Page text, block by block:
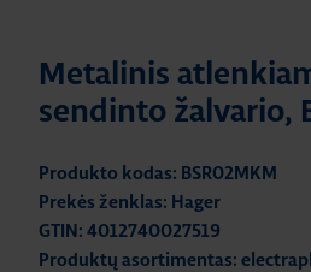
Metalinis
sendinto žalvario,
Produkto kodas: BSR02MKM
Prekės ženklas: Hager
GTIN: 4012740027519
Produktų asortimentas: